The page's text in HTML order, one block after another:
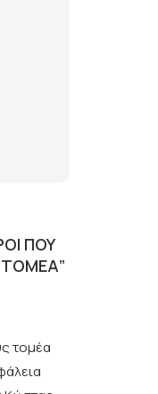
ΠΟΥ
τομέα